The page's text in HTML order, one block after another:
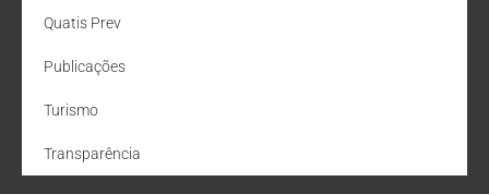
Quatis Prev
Publicações
Turismo
Transparência